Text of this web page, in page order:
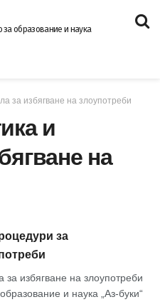
за образование и наука
за избягване на злоупотреби
и
на
за
за избягване на злоупотреби
и наука „Аз-буки“